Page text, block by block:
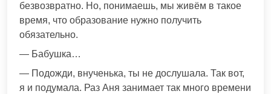
безвозвратно. Но, понимаешь, мы живём в такое
время, что образование нужно получить
обязательно.
— Бабушка…
— Подожди, внученька, ты не дослушала. Так вот,
я и подумала. Раз Аня занимает так много времени